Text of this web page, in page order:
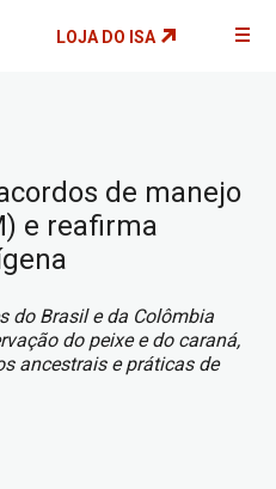
LOJA DO ISA
de manejo
e reafirma
do Brasil e da Colômbia
do peixe e do caraná,
ancestrais e práticas de